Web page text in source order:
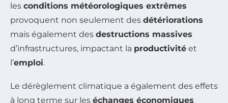
les conditions météorologiques extrêmes
provoquent non seulement des détériorations
mais également des destructions massives
d’infrastructures, impactant la productivité et
l’emploi.
Le dérèglement climatique a également des effets
à long terme sur les échanges économiques